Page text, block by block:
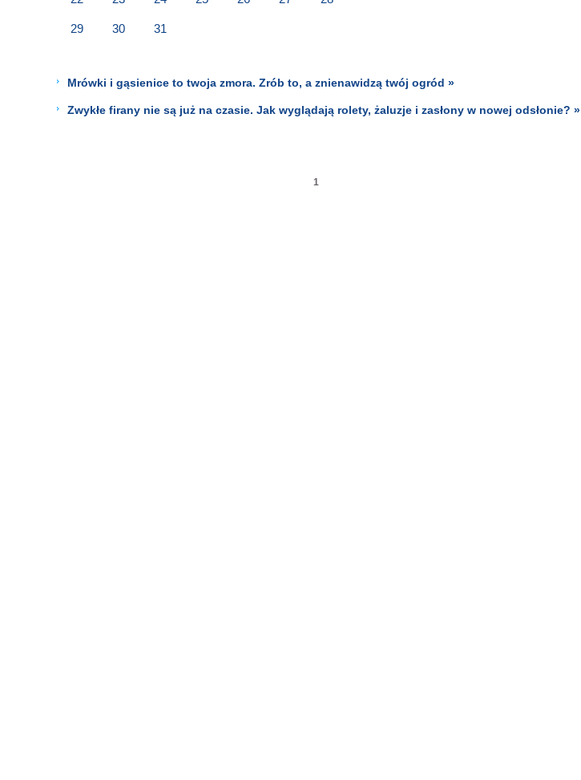
29 30 31
Mrówki i gąsienice to twoja zmora. Zrób to, a znienawidzą twój ogród »
Zwykłe firany nie są już na czasie. Jak wyglądają rolety, żaluzje i zasłony w nowej odsłonie? »
1